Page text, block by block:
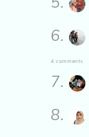
6.
4 comments
7.
8.